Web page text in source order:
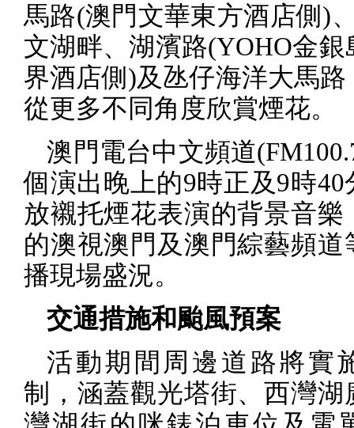
馬路(澳門文華東方酒店側 )
文湖畔、湖濱路(YOHO金銀
界酒店側 )及氹仔海洋大馬
從更多不同角度欣賞煙花。
澳門電台中文頻道
個演出晚上的9時正及9時40
放襯托煙花表演的背景音樂
的澳視澳門及澳門綜藝頻道
播現場盛況。
交通措施和颱風預案
活動期間周邊道路將實
制，涵蓋觀光塔街、西灣湖